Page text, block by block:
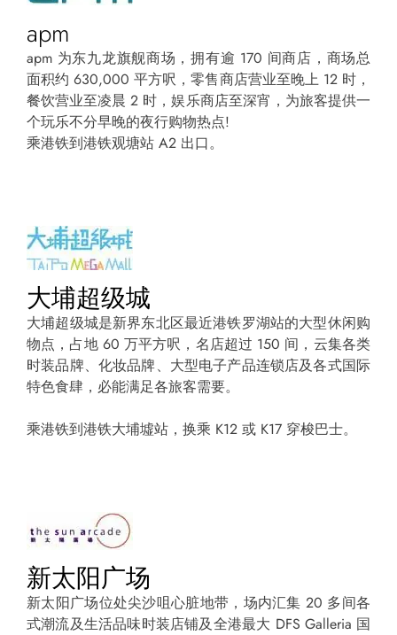
apm
apm 为东九龙旗舰商场，拥有逾 170 间商店，商场总
面积约 630,000 平方呎，零售商店营业至晚上 12 时，
餐饮营业至凌晨 2 时，娱乐商店至深宵，为旅客提供一
个玩乐不分早晚的夜行购物热点!
乘港铁到港铁观塘站 A2 出口。
大埔超级城
大埔超级城是新界东北区最近港铁罗湖站的大型休闲购
物点，占地 60 万平方呎，名店超过 150 间，云集各类
时装品牌、化妆品牌、大型电子产品连锁店及各式国际
特色食肆，必能满足各旅客需要。
乘港铁到港铁大埔墟站，换乘 K12 或 K17 穿梭巴士。
新太阳广场
新太阳广场位处尖沙咀心脏地带，场内汇集 20 多间各
式潮流及生活品味时装店铺及全港最大 DFS Galleria 国